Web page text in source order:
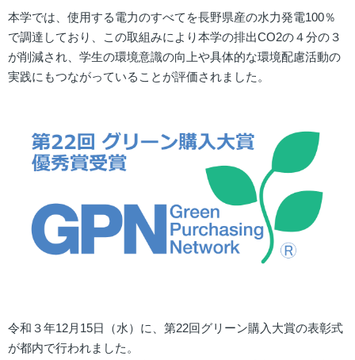
本学では、使用する電力のすべてを長野県産の水力発電100％
で調達しており、この取組みにより本学の排出CO2の４分の３
が削減され、学生の環境意識の向上や具体的な環境配慮活動の
実践にもつながっていることが評価されました。
令和３年12月15日（水）に、第22回グリーン購入大賞の表彰式
が都内で行われました。